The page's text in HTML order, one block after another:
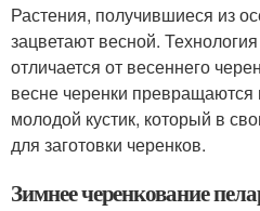
Растения, получившиеся из
зацветают весной.
отличается от весеннего
весне черенки
молодой кустик, который в
для заготовки черенков.
Зимнее черенкование